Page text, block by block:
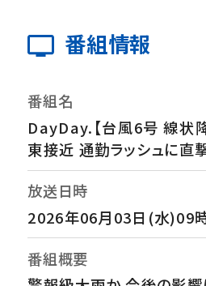
番組情報
番組名
DayDay.【台風6号 線状
東接近 通勤ラッシュに直撃
放送日時
2026年06月03日(水)09
番組概要